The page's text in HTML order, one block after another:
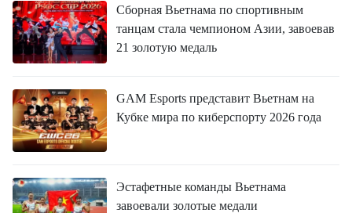
Сборная Вьетнама по спортивным
танцам стала чемпионом Азии, завоевав
21 золотую медаль
GAM Esports представит Вьетнам на
Кубке мира по киберспорту 2026 года
Эстафетные команды Вьетнама
завоевали золотые медали